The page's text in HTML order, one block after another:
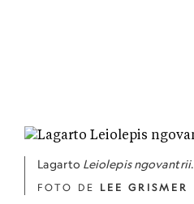
Lagarto Leiolepis ngovantrii.
FOTO DE LEE GRISMER